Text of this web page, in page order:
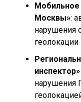
Москвы»:
нарушения
геолокации
нарушения